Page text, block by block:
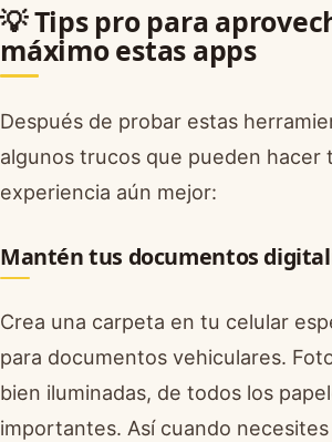
💡 Tips pro para
máximo estas apps
Después de probar estas
algunos trucos que pueden hacer
experiencia aún mejor:
Mantén tus documentos
Crea una carpeta en tu celular
para documentos vehiculares.
bien iluminadas, de todos los
importantes. Así cuando